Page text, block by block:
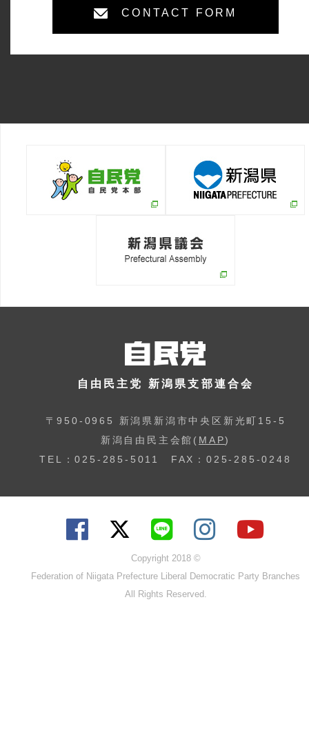
CONTACT FORM
自由民主党 新潟県支部連合会
〒950-0965 新潟県新潟市中央区新光町15-5
新潟自由民主会館( MAP)
TEL：025-285-5011 FAX：025-285-0248
Copyright 2018 ©
Federation of Niigata Prefecture Liberal Democratic Party Branches
All Rights Reserved.